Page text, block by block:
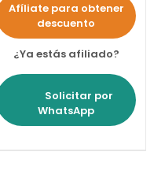
Afíliate para obtener
descuento
¿Ya estás afiliado?
Solicitar por
WhatsApp